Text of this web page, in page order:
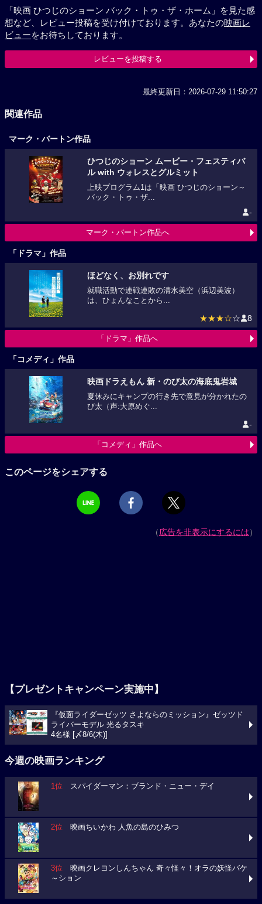
「映画 ひつじのショーン バック・トゥ・ザ・ホーム」を見た感
想など、レビュー投稿を受け付けております。あなたの映画レ
ビューをお待ちしております。
レビューを投稿する
最終更新日：2026-07-29 11:50:27
関連作品
マーク・バートン作品
ひつじのショーン ムービー・フェスティバ
ル with ウォレスとグルミット
上映プログラム1は「映画 ひつじのショーン～
バック・トゥ・ザ...
-
マーク・バートン作品へ
「ドラマ」作品
ほどなく、お別れです
就職活動で連戦連敗の清水美空（浜辺美波）
は、ひょんなことから...
★★★☆☆ 8
「ドラマ」作品へ
「コメディ」作品
映画ドラえもん 新・のび太の海底鬼岩城
夏休みにキャンプの行き先で意見が分かれたの
び太（声:大原めぐ...
-
「コメディ」作品へ
このページをシェアする
（広告を非表示にするには）
【プレゼントキャンペーン実施中】
『仮面ライダーゼッツ さよならのミッション』ゼッツド
ライバーモデル 光るタスキ
4名様 [〆8/6(木)]
今週の映画ランキング
1位 スパイダーマン：ブランド・ニュー・デイ
2位 映画ちいかわ 人魚の島のひみつ
3位 映画クレヨンしんちゃん 奇々怪々！オラの妖怪バケ
～ション